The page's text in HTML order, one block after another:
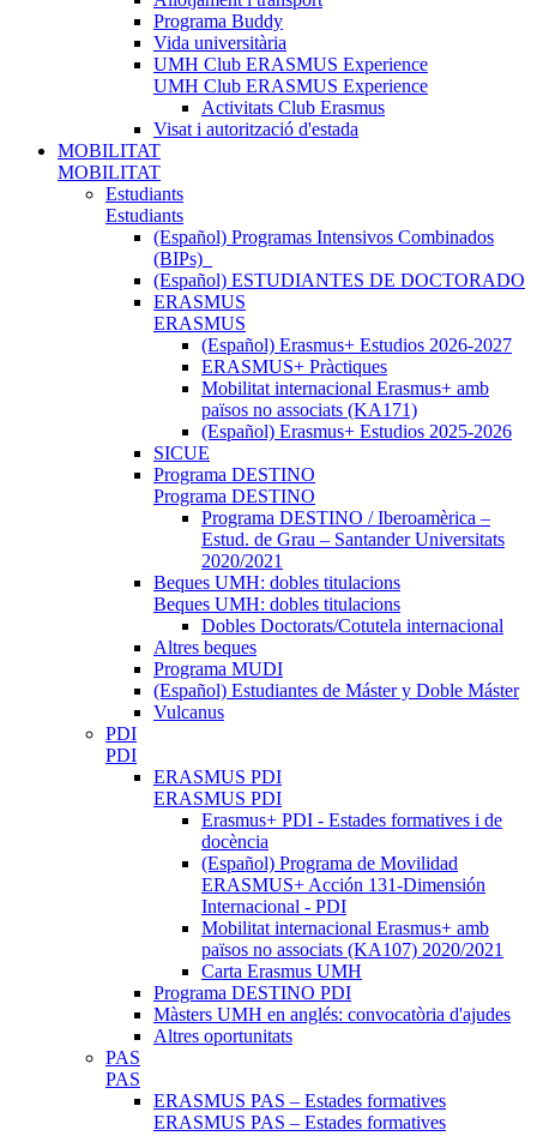
Programa Buddy
Vida universitària
UMH Club ERASMUS Experience
UMH Club ERASMUS Experience
Activitats Club Erasmus
Visat i autorització d'estada
MOBILITAT
MOBILITAT
Estudiants
Estudiants
(Español) Programas Intensivos Combinados
(BIPs)_
(Español) ESTUDIANTES DE DOCTORADO
ERASMUS
ERASMUS
(Español) Erasmus+ Estudios 2026-2027
ERASMUS+ Pràctiques
Mobilitat internacional Erasmus+ amb
països no associats (KA171)
(Español) Erasmus+ Estudios 2025-2026
SICUE
Programa DESTINO
Programa DESTINO
Programa DESTINO / Iberoamèrica –
Estud. de Grau – Santander Universitats
2020/2021
Beques UMH: dobles titulacions
Beques UMH: dobles titulacions
Dobles Doctorats/Cotutela internacional
Altres beques
Programa MUDI
(Español) Estudiantes de Máster y Doble Máster
Vulcanus
PDI
PDI
ERASMUS PDI
ERASMUS PDI
Erasmus+ PDI - Estades formatives i de
docència
(Español) Programa de Movilidad
ERASMUS+ Acción 131-Dimensión
Internacional - PDI
Mobilitat internacional Erasmus+ amb
països no associats (KA107) 2020/2021
Carta Erasmus UMH
Programa DESTINO PDI
Màsters UMH en anglés: convocatòria d'ajudes
Altres oportunitats
PAS
PAS
ERASMUS PAS – Estades formatives
ERASMUS PAS – Estades formatives